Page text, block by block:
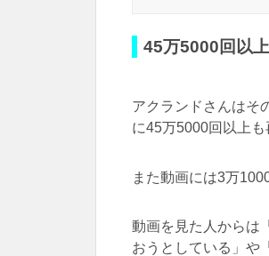
45万5000回以
アクランドさんはそ
に45万5000回以上も
また動画には3万
動画を見た人からは
おうとしている」や